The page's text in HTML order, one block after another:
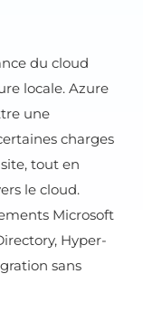
du cloud
locale. Azure
une
charges
tout en
le cloud.
Microsoft
Hyper-
sans